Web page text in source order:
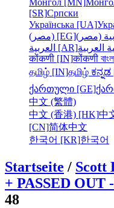
[SR]Српски
Українська [UA]
(مصر) [EG](مصر)
العربية [AR]
कोंकणी [IN]कोंकणी
தமிழ் [IN]தமிழ்
ქართული [GE]
中文 (繁體)
中文 (香港) [HK]中
[CN]简体中文
한국어 [KR]한국어
Startseite / Scott
+ PASSED OUT
48